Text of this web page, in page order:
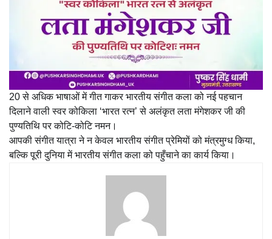
20 से अधिक भाषाओं में गीत गाकर भारतीय संगीत कला को नई पहचान
दिलाने वाली स्वर कोकिला ‘भारत रत्न’ से अलंकृत लता मंगेशकर जी की
पुण्यतिथि पर कोटि-कोटि नमन।
आपकी संगीत यात्रा ने न केवल भारतीय संगीत प्रेमियों को मंत्रमुग्ध किया,
बल्कि पूरी दुनिया में भारतीय संगीत कला को पहुँचाने का कार्य किया।